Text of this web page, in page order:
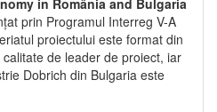
prin Programul Interreg V-A
proiectului este format din
de leader de proiect, iar
Dobrich din Bulgaria este